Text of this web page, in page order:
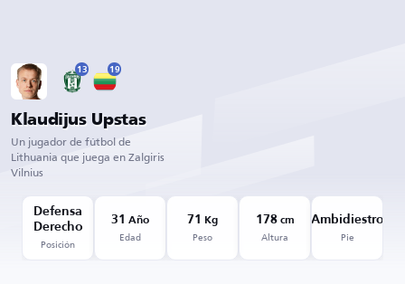
13 19
Klaudijus Upstas
Un jugador de fútbol de
Lithuania que juega en Zalgiris
Vilnius
Defensa
Derecho
Posición
31 Año
Edad
71 Kg
Peso
178cm
Altura
Ambidiestro
Pie